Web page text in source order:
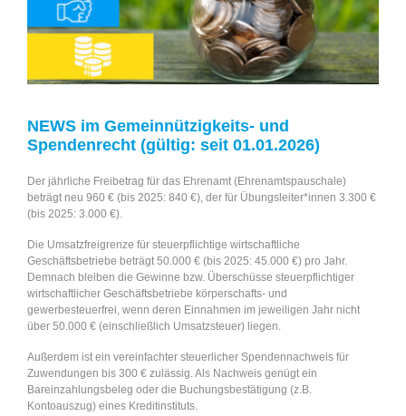
NEWS im Gemeinnützigkeits- und
Spendenrecht (gültig: seit 01.01.2026)
Der jährliche Freibetrag für das Ehrenamt (Ehrenamtspauschale)
beträgt neu 960 € (bis 2025: 840 €), der für Übungsleiter*innen 3.300 €
(bis 2025: 3.000 €).
Die Umsatzfreigrenze für steuerpflichtige wirtschaftliche
Geschäftsbetriebe beträgt 50.000 € (bis 2025: 45.000 €) pro Jahr.
Demnach bleiben die Gewinne bzw. Überschüsse steuerpflichtiger
wirtschaftlicher Geschäftsbetriebe körperschafts- und
gewerbesteuerfrei, wenn deren Einnahmen im jeweiligen Jahr nicht
über 50.000 € (einschließlich Umsatzsteuer) liegen.
Außerdem ist ein vereinfachter steuerlicher Spendennachweis für
Zuwendungen bis 300 € zulässig. Als Nachweis genügt ein
Bareinzahlungsbeleg oder die Buchungsbestätigung (z.B.
Kontoauszug) eines Kreditinstituts.